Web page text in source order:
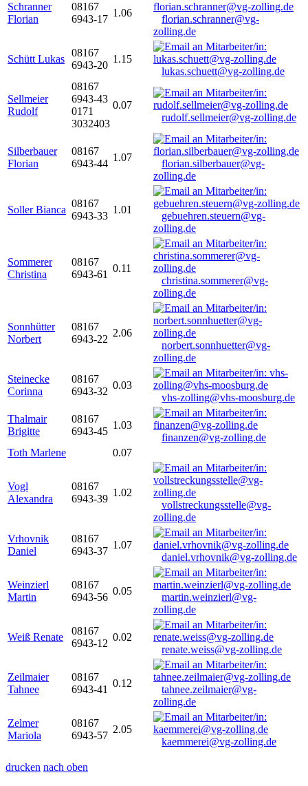
Schranner
Florian
08167
6943-17
1.06
florian.schranner@vg-
zolling.de
Schütt Lukas
08167
6943-20
1.15
lukas.schuett@vg-zolling.de
Sellmeier
Rudolf
08167
6943-43
0171
3032403
0.07
rudolf.sellmeier@vg-zolling.de
Silberbauer
Florian
08167
6943-44
1.07
florian.silberbauer@vg-
zolling.de
Soller Bianca
08167
6943-33
1.01
gebuehren.steuern@vg-
zolling.de
Sommerer
Christina
08167
6943-61
0.11
christina.sommerer@vg-
zolling.de
Sonnhütter
Norbert
08167
6943-22
2.06
norbert.sonnhuetter@vg-
zolling.de
Steinecke
Corinna
08167
6943-32
0.03
vhs-zolling@vhs-moosburg.de
Thalmair
Brigitte
08167
6943-45
1.03
finanzen@vg-zolling.de
Toth Marlene
0.07
Vogl
Alexandra
08167
6943-39
1.02
vollstreckungsstelle@vg-
zolling.de
Vrhovnik
Daniel
08167
6943-37
1.07
daniel.vrhovnik@vg-zolling.de
Weinzierl
Martin
08167
6943-56
0.05
martin.weinzierl@vg-
zolling.de
Weiß Renate
08167
6943-12
0.02
renate.weiss@vg-zolling.de
Zeilmaier
Tahnee
08167
6943-41
0.12
tahnee.zeilmaier@vg-
zolling.de
Zelmer
Mariola
08167
6943-57
2.05
kaemmerei@vg-zolling.de
drucken nach oben